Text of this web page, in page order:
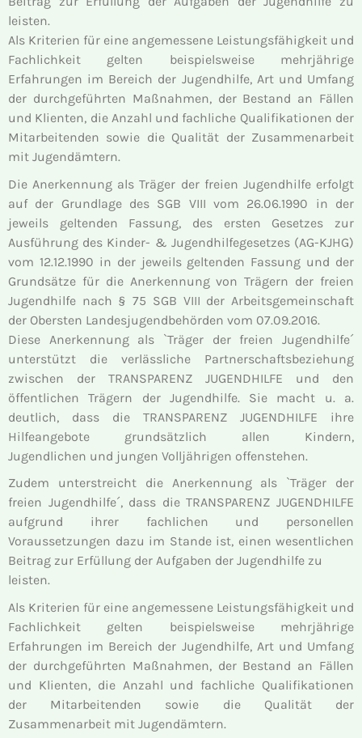
leisten.
Als Kriterien für eine angemessene Leistungsfähigkeit und
Fachlichkeit gelten beispielsweise mehrjährige
Erfahrungen im Bereich der Jugendhilfe, Art und Umfang
der durchgeführten Maßnahmen, der Bestand an Fällen
und Klienten, die Anzahl und fachliche Qualifikationen der
Mitarbeitenden sowie die Qualität der Zusammenarbeit
mit Jugendämtern.
Die Anerkennung als Träger der freien Jugendhilfe erfolgt
auf der Grundlage des SGB VIII vom 26.06.1990 in der
jeweils geltenden Fassung, des ersten Gesetzes zur
Ausführung des Kinder- & Jugendhilfegesetzes (AG-KJHG)
vom 12.12.1990 in der jeweils geltenden Fassung und der
Grundsätze für die Anerkennung von Trägern der freien
Jugendhilfe nach § 75 SGB VIII der Arbeitsgemeinschaft
der Obersten Landesjugendbehörden vom 07.09.2016.
Diese Anerkennung als `Träger der freien Jugendhilfe´
unterstützt die verlässliche Partnerschaftsbeziehung
zwischen der TRANSPARENZ JUGENDHILFE und den
öffentlichen Trägern der Jugendhilfe. Sie macht u. a.
deutlich, dass die TRANSPARENZ JUGENDHILFE ihre
Hilfeangebote grundsätzlich allen Kindern,
Jugendlichen und jungen Volljährigen offenstehen.
Zudem unterstreicht die Anerkennung als `Träger der
freien Jugendhilfe´, dass die TRANSPARENZ JUGENDHILFE
aufgrund ihrer fachlichen und personellen
Voraussetzungen dazu im Stande ist, einen wesentlichen
Beitrag zur Erfüllung der Aufgaben der Jugendhilfe zu
leisten.
Als Kriterien für eine angemessene Leistungsfähigkeit und
Fachlichkeit gelten beispielsweise mehrjährige
Erfahrungen im Bereich der Jugendhilfe, Art und Umfang
der durchgeführten Maßnahmen, der Bestand an Fällen
und Klienten, die Anzahl und fachliche Qualifikationen
der Mitarbeitenden sowie die Qualität der
Zusammenarbeit mit Jugendämtern.